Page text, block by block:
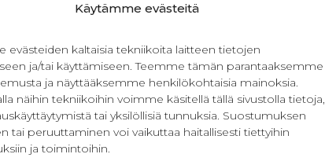
Käytämme evästeitä
evästeiden kaltaisia tekniikoita laitteen tietojen
ja/tai käyttämiseen. Teemme tämän parantaaksemme
ja näyttääksemme henkilökohtaisia mainoksia.
näihin tekniikoihin voimme käsitellä tällä sivustolla tietoja,
tai yksilöllisiä tunnuksia. Suostumuksen
tai peruuttaminen voi vaikuttaa haitallisesti tiettyihin
ja toimintoihin.
– naisten hameet
32-56